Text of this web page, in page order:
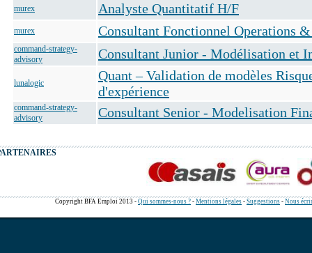
murex Analyste Quantitatif H/F
murex Consultant Fonctionnel Operations
command-strategy-
advisory
Consultant Junior - Modélisation et
lunalogic
Quant – Validation de modèles
d'expérience
command-strategy-
advisory
Consultant Senior - Modelisation
Copyright BFA Emploi 2013 - Qui sommes-nous ? - Mentions légales - Suggestions - Nous